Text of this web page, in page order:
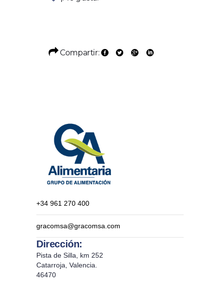
Compartir:
+34 961 270 400
gracomsa@gracomsa.com
Dirección:
Pista de Silla, km 252
Catarroja, Valencia.
46470